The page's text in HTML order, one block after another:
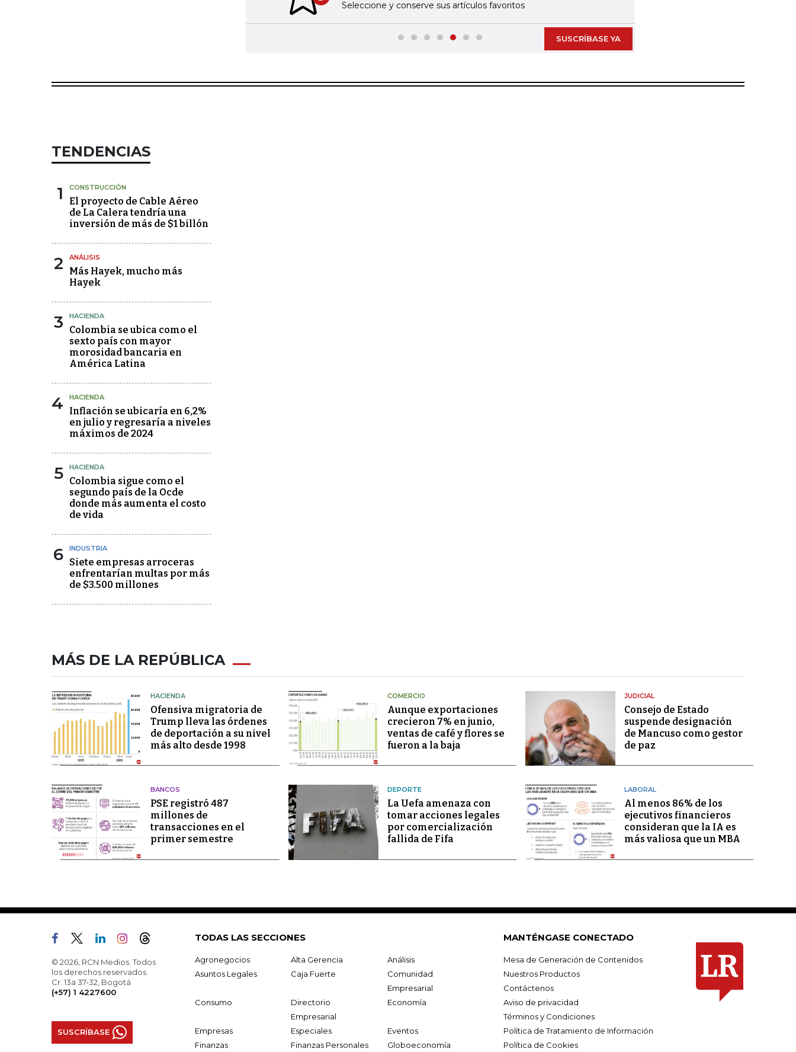
Seleccione y conserve sus artículos favoritos
SUSCRÍBASE YA
TENDENCIAS
1 CONSTRUCCIÓN
El proyecto de Cable Aéreo
de La Calera tendría una
inversión de más de $1 billón
2 ANÁLISIS
Más Hayek, mucho más
Hayek
3 HACIENDA
Colombia se ubica como el
sexto país con mayor
morosidad bancaria en
América Latina
4 HACIENDA
Inflación se ubicaría en 6,2%
en julio y regresaría a niveles
máximos de 2024
5 HACIENDA
Colombia sigue como el
segundo país de la Ocde
donde más aumenta el costo
de vida
6 INDUSTRIA
Siete empresas arroceras
enfrentarían multas por más
de $3.500 millones
MÁS DE LA REPÚBLICA
HACIENDA
Ofensiva migratoria de
Trump lleva las órdenes
de deportación a su nivel
más alto desde 1998
COMERCIO
Aunque exportaciones
crecieron 7% en junio,
ventas de café y flores se
fueron a la baja
JUDICIAL
Consejo de Estado
suspende designación
de Mancuso como gestor
de paz
BANCOS
PSE registró 487
millones de
transacciones en el
primer semestre
DEPORTE
La Uefa amenaza con
tomar acciones legales
por comercialización
fallida de Fifa
LABORAL
Al menos 86% de los
ejecutivos financieros
consideran que la IA es
más valiosa que un MBA
© 2026, RCN Medios. Todos
los derechos reservados.
Cr. 13a 37-32, Bogotá
(+57) 1 4227600
SUSCRÍBASE
TODAS LAS SECCIONES
Agronegocios Alta Gerencia
Análisis
Asuntos Legales
Caja Fuerte
Comunidad
Empresarial
Consumo
Directorio
Empresarial
Economía
Empresas Especiales
Eventos
Finanzas
Finanzas Personales Globoeconomía
MANTÉNGASE CONECTADO
Mesa de Generación de Contenidos
Nuestros Productos
Contáctenos
Aviso de privacidad
Términos y Condiciones
Política de Tratamiento de Información
Política de Cookies